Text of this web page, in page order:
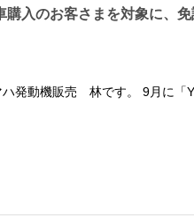
購入のお客さまを対象に、
ハ発動機販売 林です。 9月に「